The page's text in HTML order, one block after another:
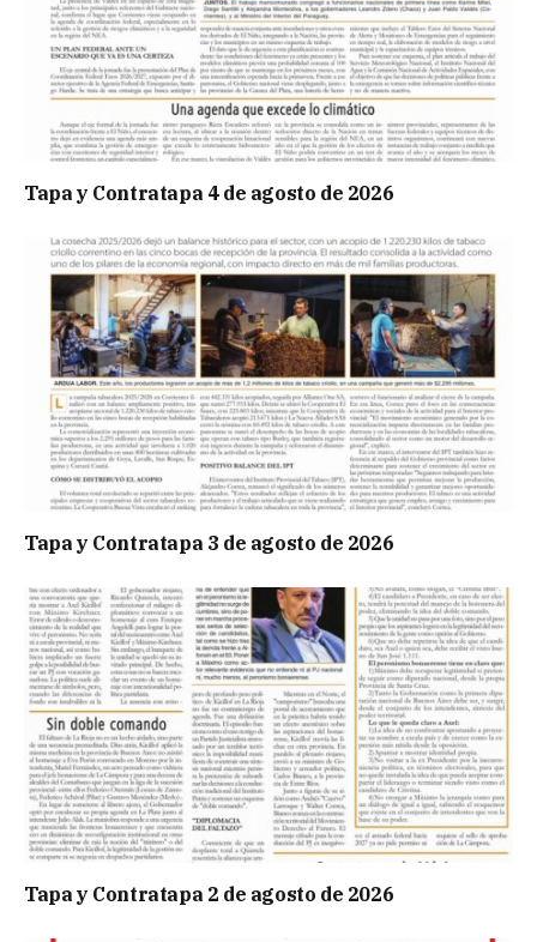
Tapa y Contratapa 4 de agosto de 2026
Tapa y Contratapa 3 de agosto de 2026
Tapa y Contratapa 2 de agosto de 2026